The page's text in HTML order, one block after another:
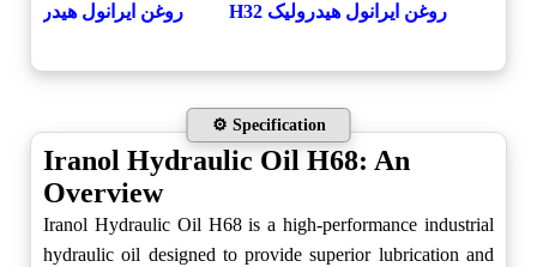
روغن ایرانول هیدرولیک H32 روغن ایرانول هیدرولیک H46
⚙️ Specification
Iranol Hydraulic Oil H68: An
Overview
Iranol Hydraulic Oil H68 is a high-performance industrial
hydraulic oil designed to provide superior lubrication and